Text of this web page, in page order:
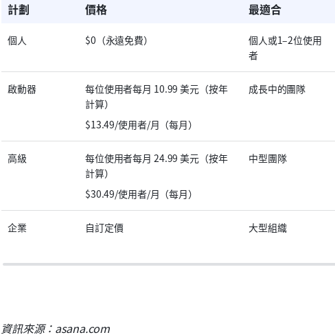
計劃 價格 最適合
個人 $0（永遠免費）
個人或1–2位使用
者
啟動器
每位使用者每月 10.99 美元（按年
計算）
$13.49/使用者/月（每月）
成長中的團隊
高級
每位使用者每月 24.99 美元（按年
計算）
$30.49/使用者/月（每月）
中型團隊
企業 自訂定價 大型組織
資訊來源：asana.com